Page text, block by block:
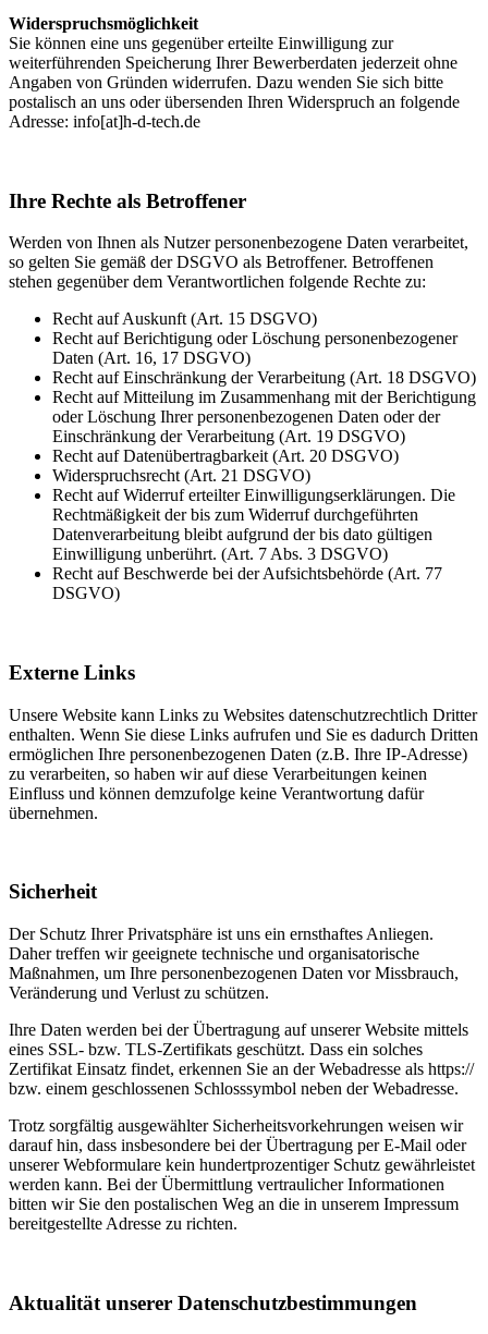
Widerspruchsmöglichkeit
Sie können eine uns gegenüber erteilte Einwilligung zur
weiterführenden Speicherung Ihrer Bewerberdaten jederzeit ohne
Angaben von Gründen widerrufen. Dazu wenden Sie sich bitte
postalisch an uns oder übersenden Ihren Widerspruch an folgende
Adresse: info[at]h-d-tech.de
Ihre Rechte als Betroffener
Werden von Ihnen als Nutzer personenbezogene Daten verarbeitet,
so gelten Sie gemäß der DSGVO als Betroffener. Betroffenen
stehen gegenüber dem Verantwortlichen folgende Rechte zu:
Recht auf Auskunft (Art. 15 DSGVO)
Recht auf Berichtigung oder Löschung personenbezogener
Daten (Art. 16, 17 DSGVO)
Recht auf Einschränkung der Verarbeitung (Art. 18 DSGVO)
Recht auf Mitteilung im Zusammenhang mit der Berichtigung
oder Löschung Ihrer personenbezogenen Daten oder der
Einschränkung der Verarbeitung (Art. 19 DSGVO)
Recht auf Datenübertragbarkeit (Art. 20 DSGVO)
Widerspruchsrecht (Art. 21 DSGVO)
Recht auf Widerruf erteilter Einwilligungserklärungen. Die
Rechtmäßigkeit der bis zum Widerruf durchgeführten
Datenverarbeitung bleibt aufgrund der bis dato gültigen
Einwilligung unberührt. (Art. 7 Abs. 3 DSGVO)
Recht auf Beschwerde bei der Aufsichtsbehörde (Art. 77
DSGVO)
Externe Links
Unsere Website kann Links zu Websites datenschutzrechtlich Dritter
enthalten. Wenn Sie diese Links aufrufen und Sie es dadurch Dritten
ermöglichen Ihre personenbezogenen Daten (z.B. Ihre IP-Adresse)
zu verarbeiten, so haben wir auf diese Verarbeitungen keinen
Einfluss und können demzufolge keine Verantwortung dafür
übernehmen.
Sicherheit
Der Schutz Ihrer Privatsphäre ist uns ein ernsthaftes Anliegen.
Daher treffen wir geeignete technische und organisatorische
Maßnahmen, um Ihre personenbezogenen Daten vor Missbrauch,
Veränderung und Verlust zu schützen.
Ihre Daten werden bei der Übertragung auf unserer Website mittels
eines SSL- bzw. TLS-Zertifikats geschützt. Dass ein solches
Zertifikat Einsatz findet, erkennen Sie an der Webadresse als https://
bzw. einem geschlossenen Schlosssymbol neben der Webadresse.
Trotz sorgfältig ausgewählter Sicherheitsvorkehrungen weisen wir
darauf hin, dass insbesondere bei der Übertragung per E-Mail oder
unserer Webformulare kein hundertprozentiger Schutz gewährleistet
werden kann. Bei der Übermittlung vertraulicher Informationen
bitten wir Sie den postalischen Weg an die in unserem Impressum
bereitgestellte Adresse zu richten.
Aktualität unserer Datenschutzbestimmungen